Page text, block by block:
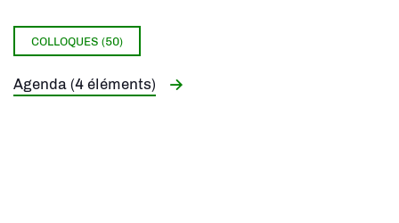
Agenda (4 éléments)
COLLOQUES (50)